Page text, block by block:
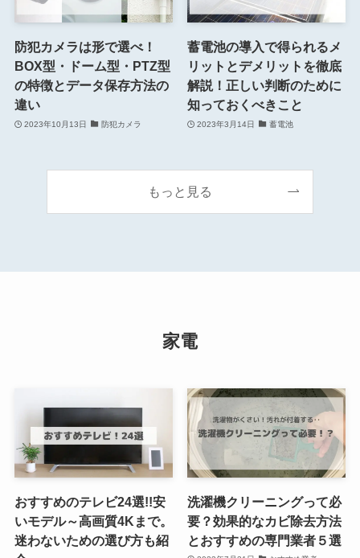
防犯カメラは形で選べ！
BOX型・ドーム型・PTZ型
の特徴とデータ保存方法の
違い
2023年10月13日 防犯カメラ
蓄電池の導入で得られるメ
リットとデメリットを徹底
解説！正しい判断のために
知っておくべきこと
2023年3月14日 蓄電池
もっと見る
家電
おすすめのテレビ24選!!安
いモデル～高画質4Kまで。
迷わないための選び方も紹
洗濯機クリーニングって必
要？効果的なカビ除去方法
とおすすめの専門業者５選